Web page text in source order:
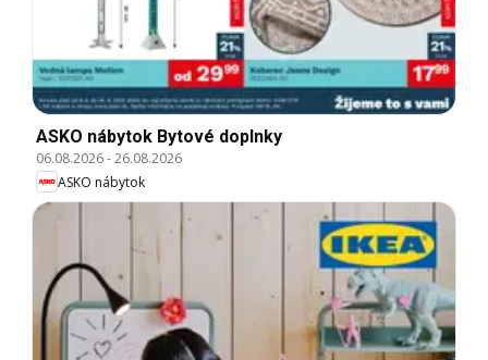
ASKO nábytok Bytové doplnky
06.08.2026-26.08.2026
ASKO nábytok